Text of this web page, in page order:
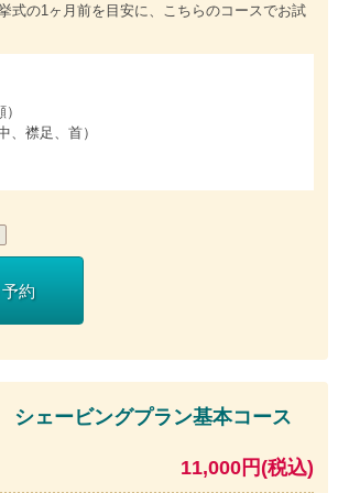
式の1ヶ月前を目安に、こちらのコースでお試
、襟足、首）
約
シェービングプラン基本コース
11,000円(税込)